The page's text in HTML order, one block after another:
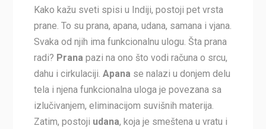
Kako kažu sveti spisi u Indiji, postoji pet vrsta
prane. To su prana, apana, udana, samana i vjana.
Svaka od njih ima funkcionalnu ulogu. Šta prana
radi? Prana pazi na ono što vodi računa o srcu,
dahu i cirkulaciji. Apana se nalazi u donjem delu
tela i njena funkcionalna uloga je povezana sa
izlučivanjem, eliminacijom suvišnih materija.
Zatim, postoji udana, koja je smeštena u vratu i